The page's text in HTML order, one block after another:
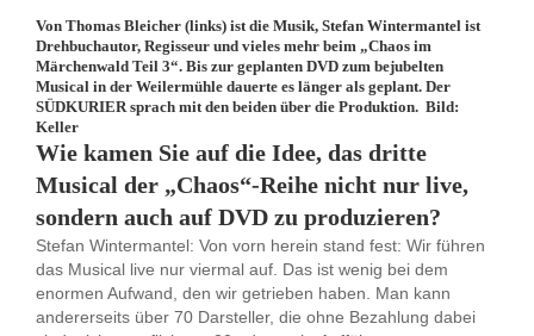
Von Thomas Bleicher (links) ist die Musik, Stefan Wintermantel ist
Drehbuchautor, Regisseur und vieles mehr beim „Chaos im
Märchenwald Teil 3“. Bis zur geplanten DVD zum bejubelten
Musical in der Weilermühle dauerte es länger als geplant. Der
SÜDKURIER sprach mit den beiden über die Produktion. Bild:
Keller
Wie kamen Sie auf die Idee, das dritte
Musical der „Chaos“-Reihe nicht nur live,
sondern auch auf DVD zu produzieren?
Stefan Wintermantel: Von vorn herein stand fest: Wir führen
das Musical live nur viermal auf. Das ist wenig bei dem
enormen Aufwand, den wir getrieben haben. Man kann
andererseits über 70 Darsteller, die ohne Bezahlung dabei